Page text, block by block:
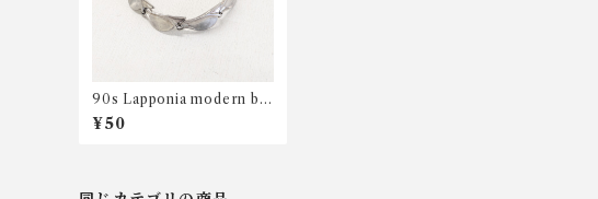
90s Lapponia modern br
acelet
¥50